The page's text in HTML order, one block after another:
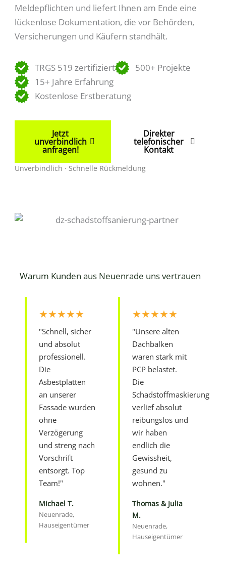
Meldepflichten und liefert Ihnen am Ende eine
lückenlose Dokumentation, die vor Behörden,
Versicherungen und Käufern standhält.
TRGS 519 zertifiziert
500+ Projekte
15+ Jahre Erfahrung
Kostenlose Erstberatung
Jetzt
unverbindlich
anfragen!
Direkter
telefonischer
Kontakt
Unverbindlich · Schnelle Rückmeldung
Warum Kunden aus Neuenrade uns vertrauen
★★★★★
"Schnell, sicher
und absolut
professionell.
Die
Asbestplatten
an unserer
Fassade wurden
ohne
Verzögerung
und streng nach
Vorschrift
entsorgt. Top
Team!"
Michael T.
Neuenrade,
Hauseigentümer
★★★★★
"Unsere alten
Dachbalken
waren stark mit
PCP belastet.
Die
Schadstoffmaskierung
verlief absolut
reibungslos und
wir haben
endlich die
Gewissheit,
gesund zu
wohnen."
Thomas & Julia
M.
Neuenrade,
Hauseigentümer